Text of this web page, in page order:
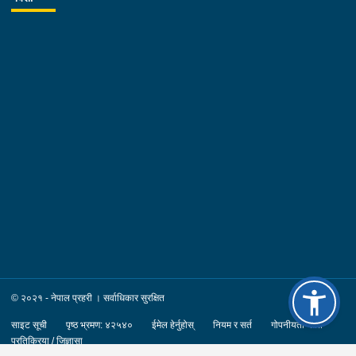
© २०२१ - नेपाल प्रहरी । सर्वाधिकार सुरक्षित
साइट सूची पृष्ठ भ्रमण: ४२५४० ईमेल हेर्नुहोस् नियम र सर्त
गोपनीयता नीति
प्रतिक्रिया / जिज्ञासा